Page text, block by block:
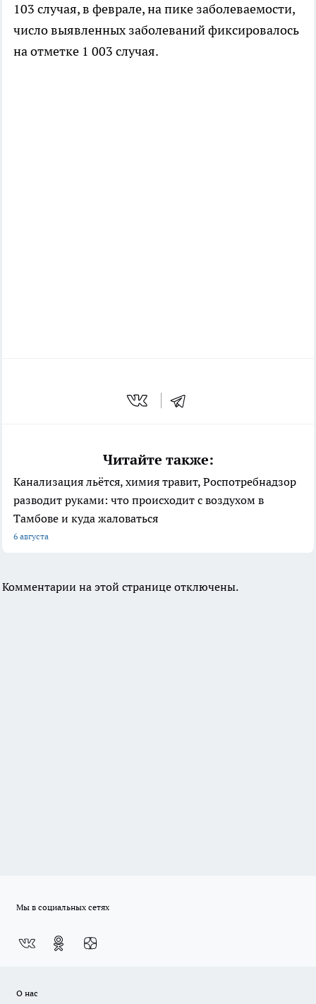
103 случая, в феврале, на пике заболеваемости,
число выявленных заболеваний фиксировалось
на отметке 1 003 случая.
Читайте также:
Канализация льётся, химия травит, Роспотребнадзор
разводит руками: что происходит с воздухом в
Тамбове и куда жаловаться
6 августа
Комментарии на этой странице отключены.
Мы в социальных сетях
О нас